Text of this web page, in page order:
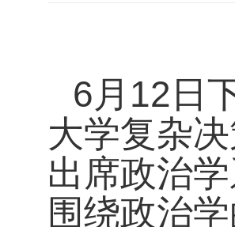
6月12日
大学复杂
出席政治
围绕政治